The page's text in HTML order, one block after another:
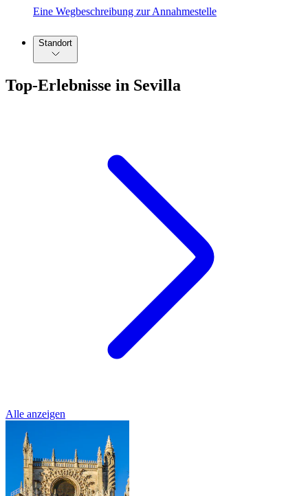
Eine Wegbeschreibung zur Annahmestelle
Standort
Top-Erlebnisse in Sevilla
Alle anzeigen